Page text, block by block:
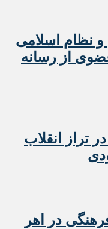
و نظام اسلامی
از رسانه
تراز انقلاب